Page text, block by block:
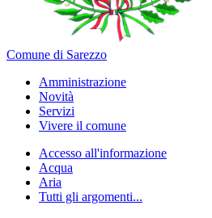
Comune di Sarezzo
Amministrazione
Novità
Servizi
Vivere il comune
Accesso all'informazione
Acqua
Aria
Tutti gli argomenti...